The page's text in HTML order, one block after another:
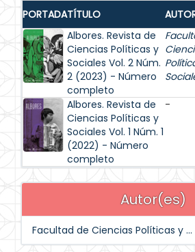
PORTADATÍTULO
Albores. Revista de
Ciencias Políticas y
Sociales Vol. 2 Núm.
2 (2023) - Número
completo
Albores. Revista de
Ciencias Políticas y
Sociales Vol. 1 Núm. 1
(2022) - Número
completo
-
Autor(es)
Facultad de Ciencias Políticas y ...